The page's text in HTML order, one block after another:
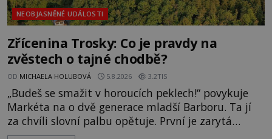
NEOBJASNĚNÉ UDÁLOSTI
Zřícenina Trosky: Co je pravdy na
zvěstech o tajné chodbě?
OD MICHAELA HOLUBOVÁ 5.8.2026 3.2TIS
„Budeš se smažit v horoucích peklech!“ povykuje
Markéta na o dvě generace mladší Barboru. Ta jí
za chvíli slovní palbu opětuje. První je zarytá
katolička, druhá přesvědčená kališnice. A každá z